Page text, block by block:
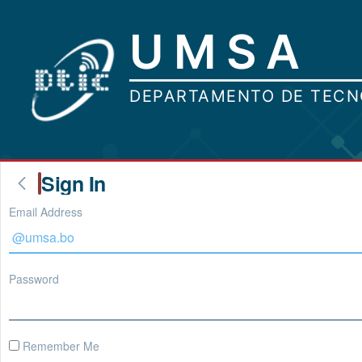
Sign In
Email Address
Password
Remember Me